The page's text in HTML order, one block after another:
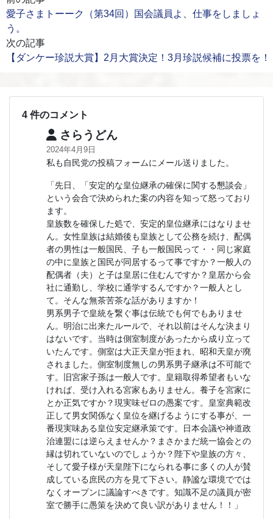
愛子さまトーーク（第34回）国会議員よ、仕事をしましょ
う。
次の記事
【ダンケー珍説大賞】2月大賞決定！3月珍説候補に投票を！
4 件のコメント
さらうどん
2024年4月9日
私も自民党の投稿フォームにメール送りました。
「先日、「安定的な皇位継承の確保に関する懇談会」
という会合で決められた案の内容を知って怒っており
ます。
皇族数を確保した処で、安定的皇位継承にはなりませ
ん。女性皇族は結婚後も皇族として公務を続け、配偶
者の男性は一般国民、子も一般国民って・・同じ家庭
の中に皇族と国民が同居するって事ですか？一般人の
配偶者（夫）と子は皇居に住むんですか？皇居から会
社に通勤し、学校に通学するんですか？一般人とし
て。そんな無茶苦茶な話がありますか！
男系男子で皇統を繋ぐ事は伝統でも何でもありませ
ん。明治に出来たルールで、それ以前はそんな決まり
はないです。当時は側室制度があったから成り立って
いたんです。側室は大正天皇が拒まれ、昭和天皇が廃
されました。側室制度無しの男系男子継承は不可能で
す。旧宮家子孫は一般人です。皇籍取得希望者もいな
ければ、受け入れる宮家もありません。養子を宮家に
とか正気ですか？現実味ゼロの愚案です。皇室典範改
正して男女関係なく皇位を継げるようにする事が、一
番現実味ある皇位安定継承策です。日本会議や神道政
治連盟には逆らえませんか？まさかまだ統一協会との
縁は切れていないのでしょうか？陛下や皇族の方々、
そして愛子様が天皇陛下になられる事に多くの人が賛
成している庶民の方を見て下さい。静謐な環境ででは
なくオープンに議論すべきです。知識不足の議員が密
室で勝手に愚策を決めて良い訳がありません！！」